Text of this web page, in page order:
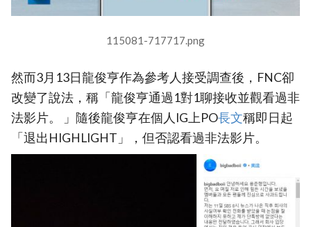
115081-717717.png
然而3月13日龍俊亨作為參考人接受調查後，FNC卻
改變了說法，稱「龍俊亨通過1對1聊接收並觀看過非
法影片。 」隨後龍俊亨在個人IG上PO長文稱即日起
「退出HIGHLIGHT」，但否認看過非法影片。